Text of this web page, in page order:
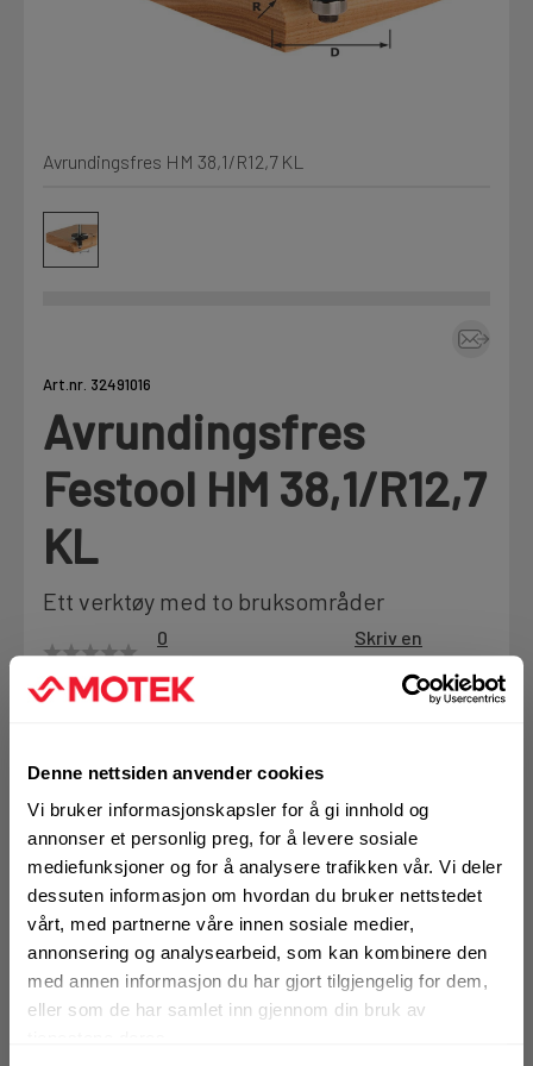
Denne nettsiden anvender cookies
Vi bruker informasjonskapsler for å gi innhold og
annonser et personlig preg, for å levere sosiale
mediefunksjoner og for å analysere trafikken vår. Vi deler
dessuten informasjon om hvordan du bruker nettstedet
vårt, med partnerne våre innen sosiale medier,
annonsering og analysearbeid, som kan kombinere den
med annen informasjon du har gjort tilgjengelig for dem,
eller som de har samlet inn gjennom din bruk av
Kjemi, vindsperre og branntetting
Fag
Finn butikk
Kontakt og åpningstider
Fra rådgivning til sporing av ordre
Kampanjer
Kvalitetsprodukter til ekstra gode priser
Prislister
Firmainformasjon
LOGG UT
Avrundingsfres HM 38,1/R12,7 KL
Art.nr. 32491016
Avrundingsfres
Festool HM 38,1/R12,7
KL
Ett verktøy med to bruksområder
0
Skriv en
fresen bygges om til en staff-fres
Mer info
1 Stk
Alternativ pakning
Logg inn eller
registrer deg for å
KJØP